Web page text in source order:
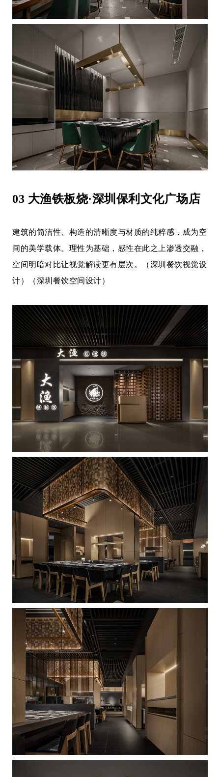
03 大渔铁板烧·深圳保利文化广场店
建筑的简洁性、构造的清晰度与材质的纯粹感，成为空
间的美学载体。理性为基础，感性在此之上渗透交融，
空间明暗对比让视觉解读更有层次。
（深圳餐饮视觉设
计）（深圳餐饮空间设计）